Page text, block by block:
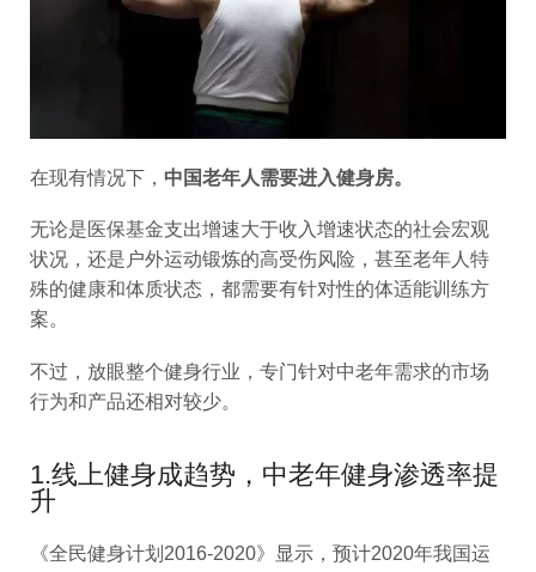
在现有情况下， 中国老年人需要进入健身房。
无论是医保基金支出增速大于收入增速状态的社会宏观
状况，还是户外运动锻炼的高受伤风险，甚至老年人特
殊的健康和体质状态，都需要有针对性的体适能训练方
案。
不过，放眼整个健身行业，专门针对中老年需求的市场
行为和产品还相对较少。
1.线上健身成趋势，中老年健身渗透率提
升
《全民健身计划2016-2020》显示，预计2020年我国运